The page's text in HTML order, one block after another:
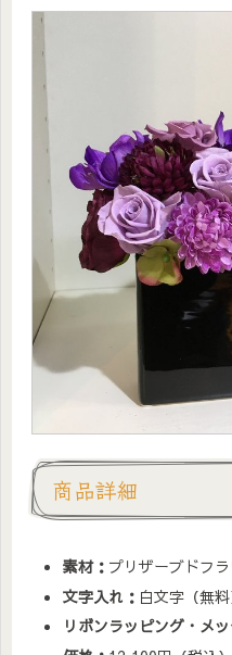
商品詳細
素材： プリザーブドフ
文字入れ： 白文字（無
リボンラッピング・メ